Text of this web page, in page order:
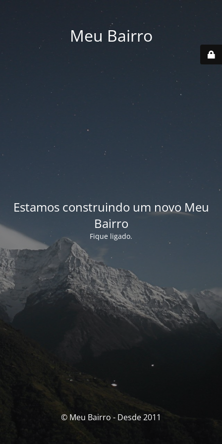
Meu Bairro
Estamos construindo um novo Meu
Bairro
Fique ligado.
© Meu Bairro - Desde 2011